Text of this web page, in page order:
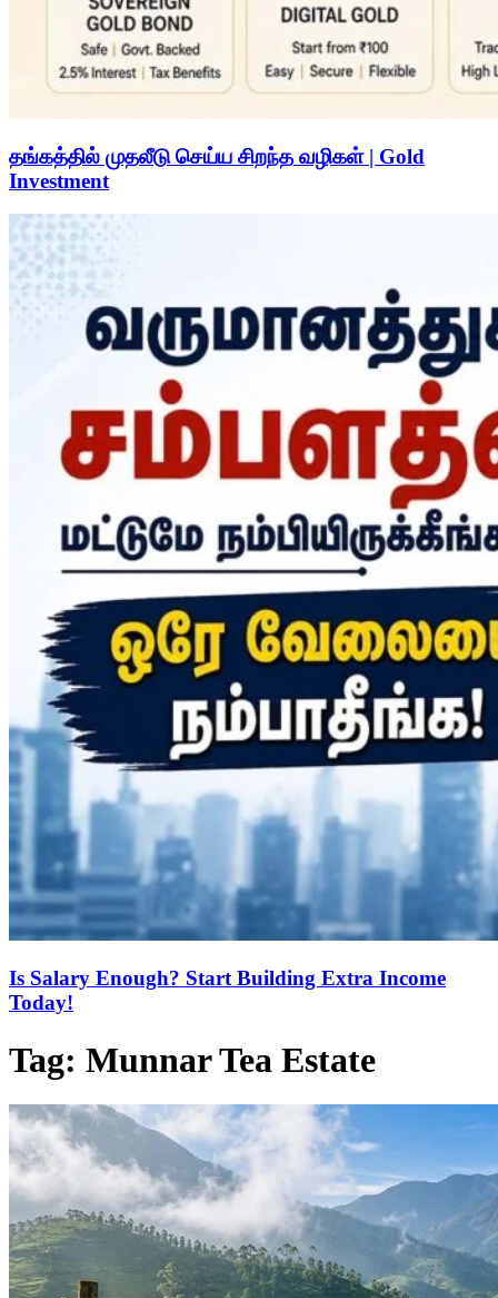
தங்கத்தில் முதலீடு செய்ய சிறந்த வழிகள் | Gold
Investment
Is Salary Enough? Start Building Extra Income
Today!
Tag: Munnar Tea Estate